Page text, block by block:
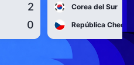
2
0
Corea del Sur
República Checa